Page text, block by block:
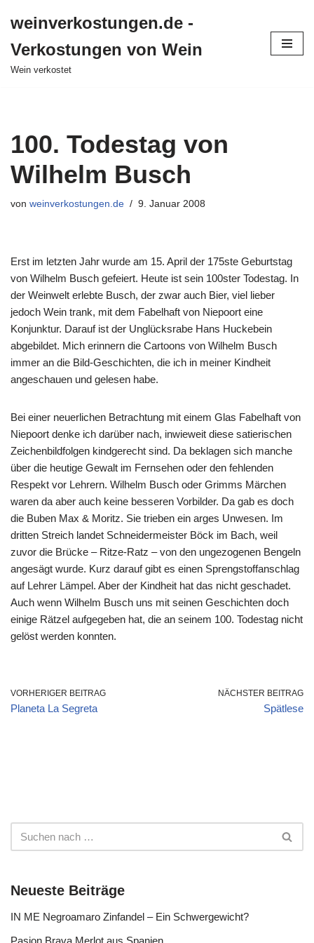
Inhalt
springen
weinverkostungen.de -
Verkostungen von Wein
Wein verkostet
100. Todestag von
Wilhelm Busch
von weinverkostungen.de 9. Januar 2008
Erst im letzten Jahr wurde am 15. April der 175ste Geburtstag
von Wilhelm Busch gefeiert. Heute ist sein 100ster Todestag. In
der Weinwelt erlebte Busch, der zwar auch Bier, viel lieber
jedoch Wein trank, mit dem Fabelhaft von Niepoort eine
Konjunktur. Darauf ist der Unglücksrabe Hans Huckebein
abgebildet. Mich erinnern die Cartoons von Wilhelm Busch
immer an die Bild-Geschichten, die ich in meiner Kindheit
angeschauen und gelesen habe.
Bei einer neuerlichen Betrachtung mit einem Glas Fabelhaft von
Niepoort denke ich darüber nach, inwieweit diese satierischen
Zeichenbildfolgen kindgerecht sind. Da beklagen sich manche
über die heutige Gewalt im Fernsehen oder den fehlenden
Respekt vor Lehrern. Wilhelm Busch oder Grimms Märchen
waren da aber auch keine besseren Vorbilder. Da gab es doch
die Buben Max & Moritz. Sie trieben ein arges Unwesen. Im
dritten Streich landet Schneidermeister Böck im Bach, weil
zuvor die Brücke – Ritze-Ratz – von den ungezogenen Bengeln
angesägt wurde. Kurz darauf gibt es einen Sprengstoffanschlag
auf Lehrer Lämpel. Aber der Kindheit hat das nicht geschadet.
Auch wenn Wilhelm Busch uns mit seinen Geschichten doch
einige Rätzel aufgegeben hat, die an seinem 100. Todestag nicht
gelöst werden konnten.
VORHERIGER BEITRAG
Planeta La Segreta
NÄCHSTER BEITRAG
Spätlese
Neueste Beiträge
IN ME Negroamaro Zinfandel – Ein Schwergewicht?
Pasion Brava Merlot aus Spanien